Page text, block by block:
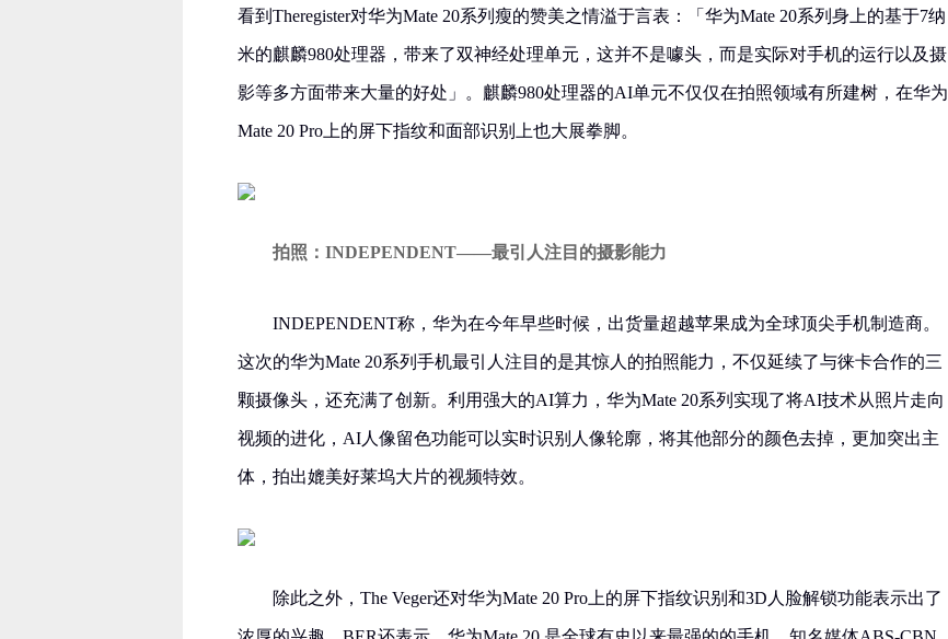
看到Theregister对华为Mate 20系列瘦的赞美之情溢于言表：「华为Mate 20系列身上的基于7纳
米的麒麟980处理器，带来了双神经处理单元，这并不是噱头，而是实际对手机的运行以及摄
影等多方面带来大量的好处」。麒麟980处理器的AI单元不仅仅在拍照领域有所建树，在华为
Mate 20 Pro上的屏下指纹和面部识别上也大展拳脚。
拍照：INDEPENDENT——最引人注目的摄影能力
INDEPENDENT称，华为在今年早些时候，出货量超越苹果成为全球顶尖手机制造商。
这次的华为Mate 20系列手机最引人注目的是其惊人的拍照能力，不仅延续了与徕卡合作的三
颗摄像头，还充满了创新。利用强大的AI算力，华为Mate 20系列实现了将AI技术从照片走向
视频的进化，AI人像留色功能可以实时识别人像轮廓，将其他部分的颜色去掉，更加突出主
体，拍出媲美好莱坞大片的视频特效。
除此之外，The Veger还对华为Mate 20 Pro上的屏下指纹识别和3D人脸解锁功能表示出了